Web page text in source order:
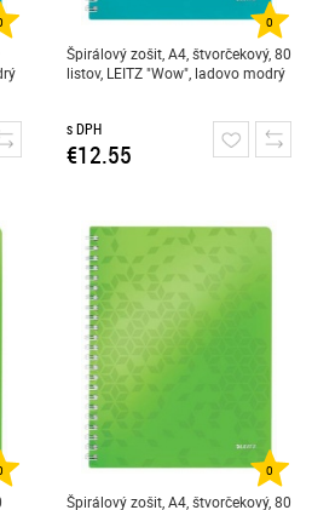
0
Špirálový zošit, A4, štvorčekový, 80
listov, LEITZ "Wow", ladovo modrý
s DPH
€12.55
0
Špirálový zošit, A4, štvorčekový, 80